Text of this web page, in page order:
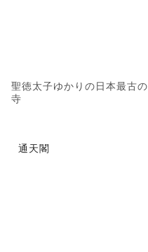
聖徳太子ゆかりの日本最古の
寺
通天閣